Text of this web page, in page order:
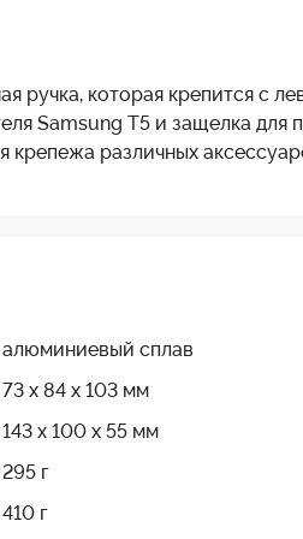
ручка, которая крепится с
Samsung T5 и защелка
различных
алюминиевый сплав
73 х 84 х 103 мм
143 х 100 х 55 мм
295 г
410 г